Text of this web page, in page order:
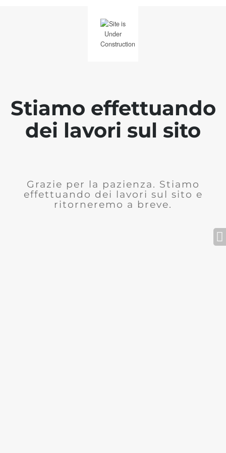
Stiamo effettuando
dei lavori sul sito
Grazie per la pazienza. Stiamo
effettuando dei lavori sul sito e
ritorneremo a breve.